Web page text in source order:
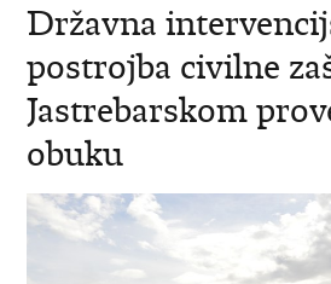
Državna
postrojba civilne
Jastrebarskom
obuku